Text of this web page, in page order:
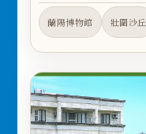
蘭陽博物館 壯圍沙丘